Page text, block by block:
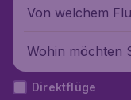
Von welchem
Wohin möchten
Direktflüge